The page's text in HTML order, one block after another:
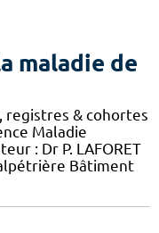
maladie de
registres & cohortes
Maladie
: Dr P. LAFORET
Bâtiment